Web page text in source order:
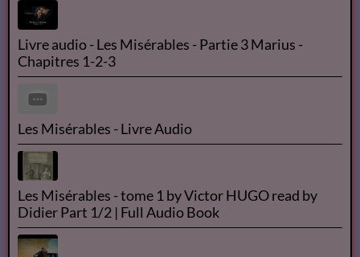
Livre audio - Les Misérables - Partie 3 Marius -
Chapitres 1-2-3
Les Misérables - Livre Audio
Les Misérables - tome 1 by Victor HUGO read by
Didier Part 1/2 | Full Audio Book